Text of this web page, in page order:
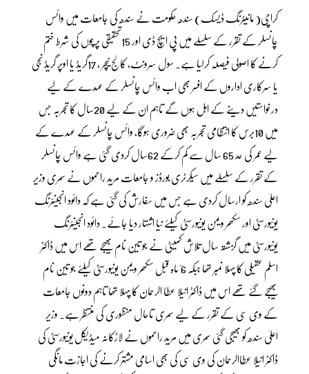
کراچی( مانیٹرنگ ڈیسک) سندھ حکومت نے سندھ کی جامعات میں وائس
چانسلر کے تقرر کے سلسلے میں پی ایچ ڈی اور 15تحقیقی پرچوں کی شرط ختم
کرنے کا اصولی فیصلہ کرلیا ہے۔ سول سرونٹ، کالج ٹیچر ، 17گریڈ یا اوپر گریڈ نجی
یا سرکاری اداروں کے افسر بھی اب وائس چانسلر کے عہدے کے لیے
درخواستیں دینے کے اہل ہوں گے تاہم ان کے لیے 20سال کا تجربہ جس
میں 10برس کا انتظامی تجربہ بھی ضروری ہوگا، وائس چانسلر کے عہدے کے
لیے عمر کی حد 65 سال سے کم کرکے 62سال کردی گئی ہے وائس چانسلر
کے تقرر کے سلسلے میں سیکرٹری بورڈز و جامعات مرید راحموں نے سمری وزیر
اعلیٰ سندھ کو ارسال کردی ہے جس میں سفارش کی گئی ہے کہ دائود انجینئرنگ
یونیورسٹی اور سکھر ویمن یونیورسٹی کیلئے نیا اشتہار دیا جائے۔ دائود انجینئرنگ
یونیورسٹی میں گزشتہ سال تلاش کمیٹی نے جو تین نام بھیجے تھے اس میں ڈاکٹر
اسلم عقیلی کا پہلا نمبر تھا جبکہ 6؍ ماہ قبل سکھر ویمن یونیورسٹی کیلئے جو تین نام
بھیجے گئے تھے اس میں ڈاکٹر انیلا عطا الرحمان کا پہلا تھا تاہم دونوں جامعات
کے وی سی کے تقرر کے لیے سمری تاحال منظوری کی منتظر ہے۔ وزیر
اعلیٰ سندھ کو بھیجی گئی سمری میں مرید راحموں نے لاڑکانہ میڈیکل یونیورسٹی کی
ڈاکٹر انیلا عطاالرحمان کی وی سی کی بھی اسامی مشتہر کرنے کی اجازت مانگی